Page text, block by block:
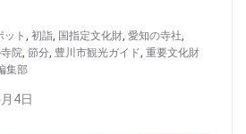
ット , 初詣, 国指定文化財, 愛知の寺社,
院, 節分, 豊川市観光ガイド, 重要文化財
集部
4日